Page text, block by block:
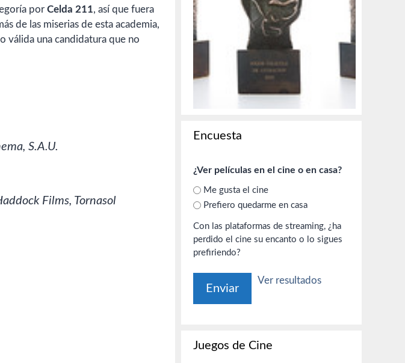
por Celda 211, así que fuera
de las miserias de esta academia,
válida una candidatura que no
S.A.U.
Films, Tornasol
Encuesta
¿Ver películas en el cine o en casa?
Me gusta el cine
Prefiero quedarme en casa
Con las plataformas de streaming, ¿ha
perdido el cine su encanto o lo sigues
prefiriendo?
Ver resultados
Juegos de Cine